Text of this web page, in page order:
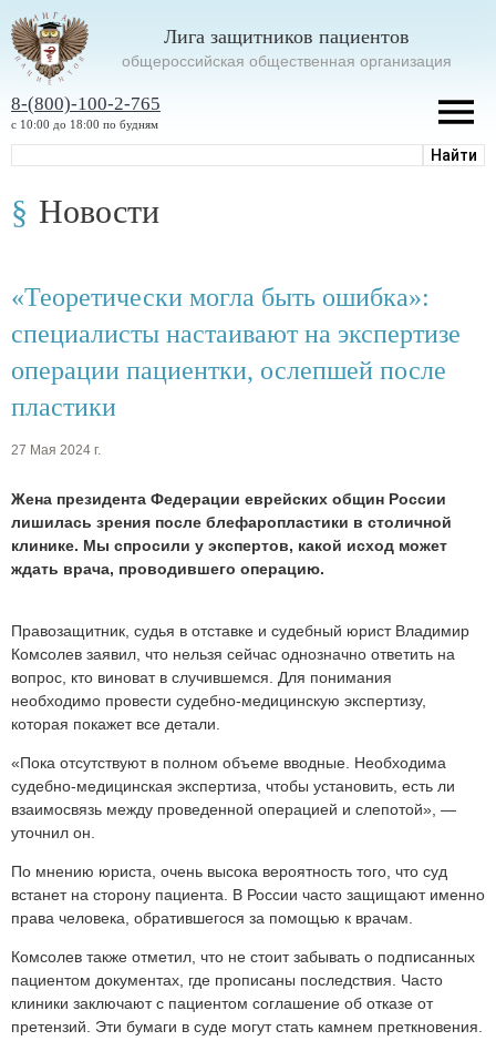
Лига защитников пациентов
oбщероссийская общественная организация
8-(800)-100-2-765
с 10:00 до 18:00 по будням
Новости
«Теоретически могла быть ошибка»:
специалисты настаивают на экспертизе
операции пациентки, ослепшей после
пластики
27 Мая 2024 г.
Жена президента Федерации еврейских общин России
лишилась зрения после блефаропластики в столичной
клинике. Мы спросили у экспертов, какой исход может
ждать врача, проводившего операцию.
Правозащитник, судья в отставке и судебный юрист Владимир
Комсолев заявил, что нельзя сейчас однозначно ответить на
вопрос, кто виноват в случившемся. Для понимания
необходимо провести судебно-медицинскую экспертизу,
которая покажет все детали.
«Пока отсутствуют в полном объеме вводные. Необходима
судебно-медицинская экспертиза, чтобы установить, есть ли
взаимосвязь между проведенной операцией и слепотой», —
уточнил он.
По мнению юриста, очень высока вероятность того, что суд
встанет на сторону пациента. В России часто защищают именно
права человека, обратившегося за помощью к врачам.
Комсолев также отметил, что не стоит забывать о подписанных
пациентом документах, где прописаны последствия. Часто
клиники заключают с пациентом соглашение об отказе от
претензий. Эти бумаги в суде могут стать камнем преткновения.